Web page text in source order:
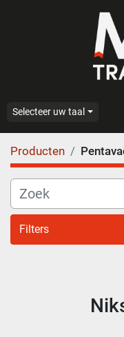
Selecteer uw taal
Producten
Filters